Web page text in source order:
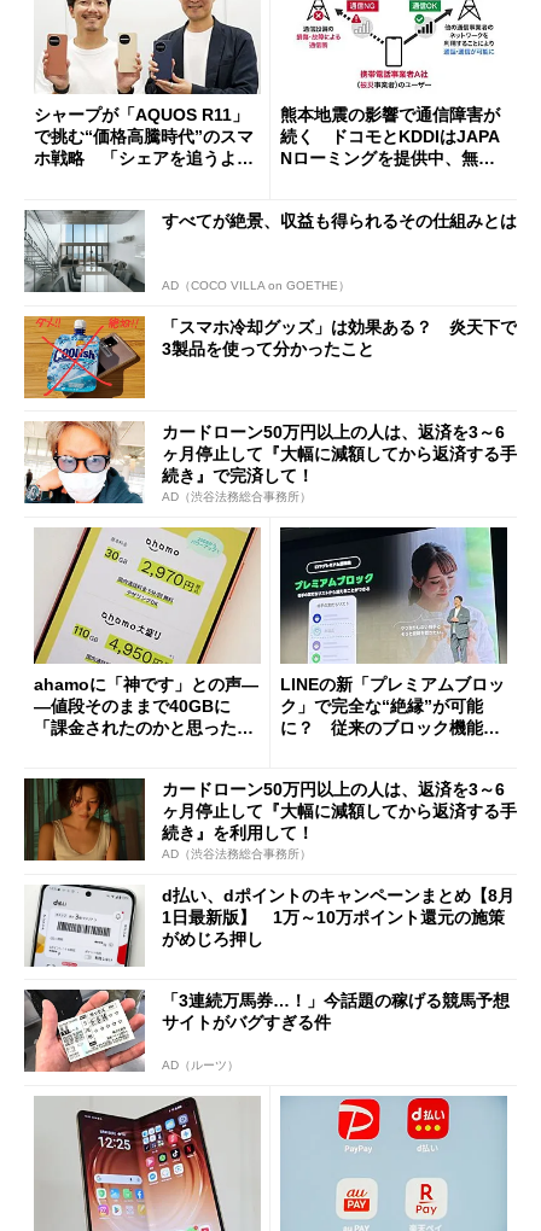
シャープが「AQUOS R11」
で挑む“価格高騰時代”のスマ
ホ戦略 「シェアを追うより
熊本地震の影響で通信障害が
続く ドコモとKDDIはJAPA
Nローミングを提供中、無料
すべてが絶景、収益も得られるその仕組みとは
AD（COCO VILLA on GOETHE）
「スマホ冷却グッズ」は効果ある？ 炎天下で
3製品を使って分かったこと
カードローン50万円以上の人は、返済を3～6
ヶ月停止して『大幅に減額してから返済する手
続き』で完済して！
AD（渋谷法務総合事務所）
ahamoに「神です」との声―
―値段そのままで40GBに
「課金されたのかと思った」
LINEの新「プレミアムブロッ
ク」で完全な“絶縁”が可能
に？ 従来のブロック機能と
カードローン50万円以上の人は、返済を3～6
ヶ月停止して『大幅に減額してから返済する手
続き』を利用して！
AD（渋谷法務総合事務所）
d払い、dポイントのキャンペーンまとめ【8月
1日最新版】 1万～10万ポイント還元の施策
がめじろ押し
「3連続万馬券…！」今話題の稼げる競馬予想
サイトがバグすぎる件
AD（ルーツ）